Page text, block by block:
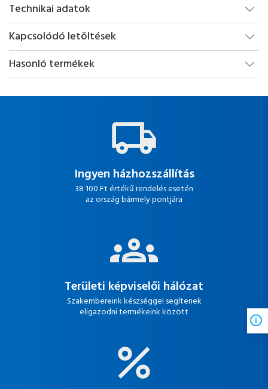
Technikai adatok
Kapcsolódó letöltések
Hasonló termékek
Ingyen házhozszállítás
38 100 Ft értékű rendelés esetén
az ország bármely pontjára
Területi képviselői hálózat
Szakembereink készséggel segítenek
eligazodni termékeink között